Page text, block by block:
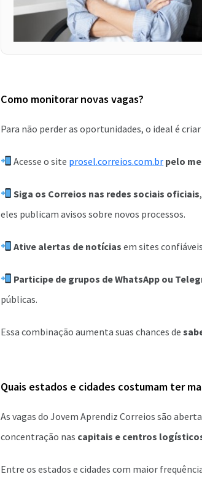
Como monitorar novas vagas?
Para não perder as oportunidades, o ideal é
Acesse o site prosel.correios.com.br pelo
Siga os Correios nas redes sociais oficiais
eles publicam avisos sobre novos processos.
Ative alertas de notícias em sites
Participe de grupos de WhatsApp ou
públicas.
Essa combinação aumenta suas chances de
Quais estados e cidades costumam ter
As vagas do Jovem Aprendiz Correios são
concentração nas capitais e centros
Entre os estados e cidades com maior